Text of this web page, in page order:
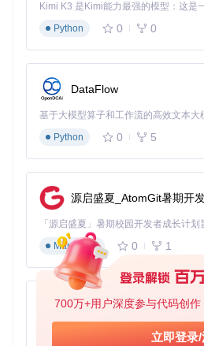
700万+用户深度参与代码创
立即登录
动端的地形渲染效果
场景应用：兼容性矩阵与性
版本兼容性矩阵
Minecraft版本范
支持状态
rd-132211 ~ 1.1
2.2
✅ 完美支
持
1.17 ~ 1.21
⚠️ 有限支
战斗测试版本
✅ 部分支
持
性能表现指标
Python
0 0
DataFlow
基于大模型算子和工作流的高效文本大
Python
0 5
源启盛夏_AtomGit暑期开
Markdown
0 1
py-xiaozhi